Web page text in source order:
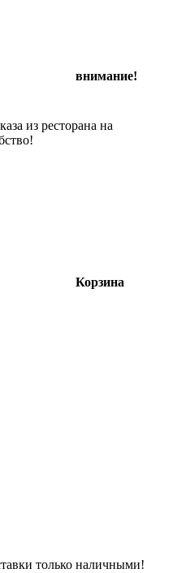
внимание!
из ресторана на
Корзина
только наличными!